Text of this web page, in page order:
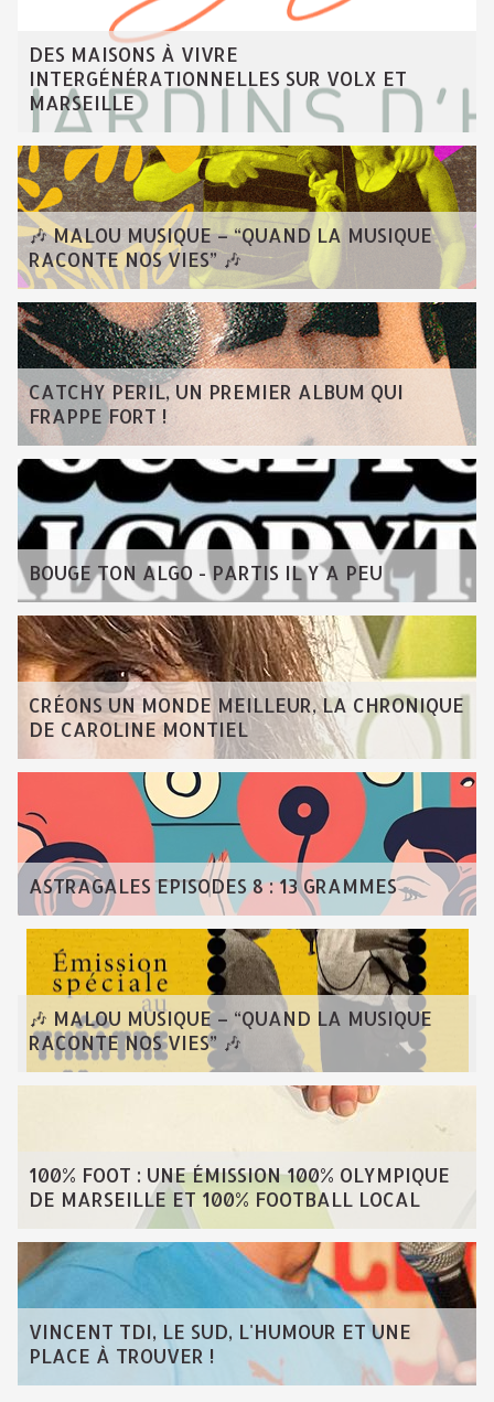
DES MAISONS À VIVRE
INTERGÉNÉRATIONNELLES SUR VOLX ET
MARSEILLE
🎶 MALOU MUSIQUE – “QUAND LA MUSIQUE
RACONTE NOS VIES” 🎶
CATCHY PERIL, UN PREMIER ALBUM QUI
FRAPPE FORT !
BOUGE TON ALGO - PARTIS IL Y A PEU
CRÉONS UN MONDE MEILLEUR, LA CHRONIQUE
DE CAROLINE MONTIEL
ASTRAGALES EPISODES 8 : 13 GRAMMES
🎶 MALOU MUSIQUE – “QUAND LA MUSIQUE
RACONTE NOS VIES” 🎶
100% FOOT : UNE ÉMISSION 100% OLYMPIQUE
DE MARSEILLE ET 100% FOOTBALL LOCAL
VINCENT TDI, LE SUD, L'HUMOUR ET UNE
PLACE À TROUVER !